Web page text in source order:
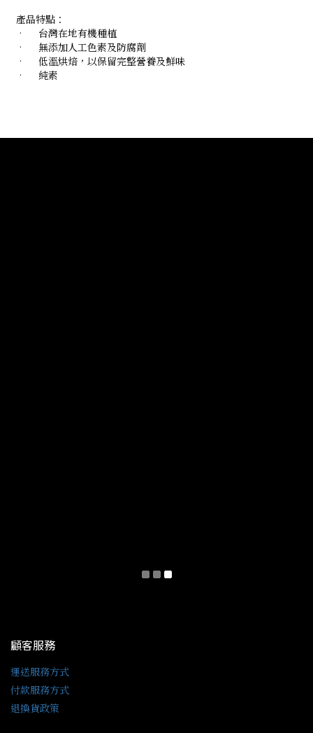
產品特點：
•
台灣在地有機種植
•
無添加人工色素及防腐劑
•
低溫烘焙，以保留完整營養及鮮味
•
純素
顧客服務
運送服務方式
付款服務方式
退換貨政策